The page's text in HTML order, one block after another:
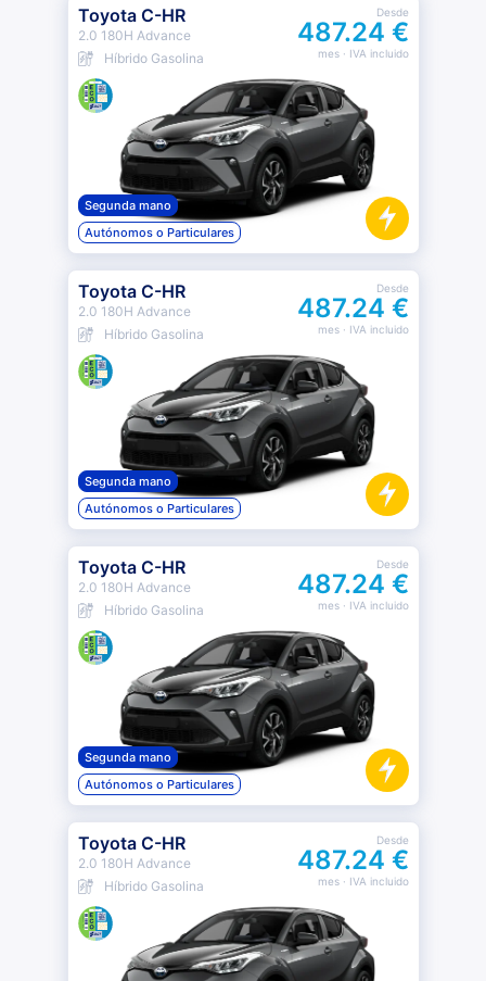
Toyota C-HR
2.0 180H Advance
Híbrido Gasolina
Desde
487.24 €
mes· IVA incluido
Segunda mano
Autónomos o Particulares
Toyota C-HR
2.0 180H Advance
Híbrido Gasolina
Desde
487.24 €
mes· IVA incluido
Segunda mano
Autónomos o Particulares
Toyota C-HR
2.0 180H Advance
Híbrido Gasolina
Desde
487.24 €
mes· IVA incluido
Segunda mano
Autónomos o Particulares
Toyota C-HR
2.0 180H Advance
Híbrido Gasolina
Desde
487.24 €
mes· IVA incluido